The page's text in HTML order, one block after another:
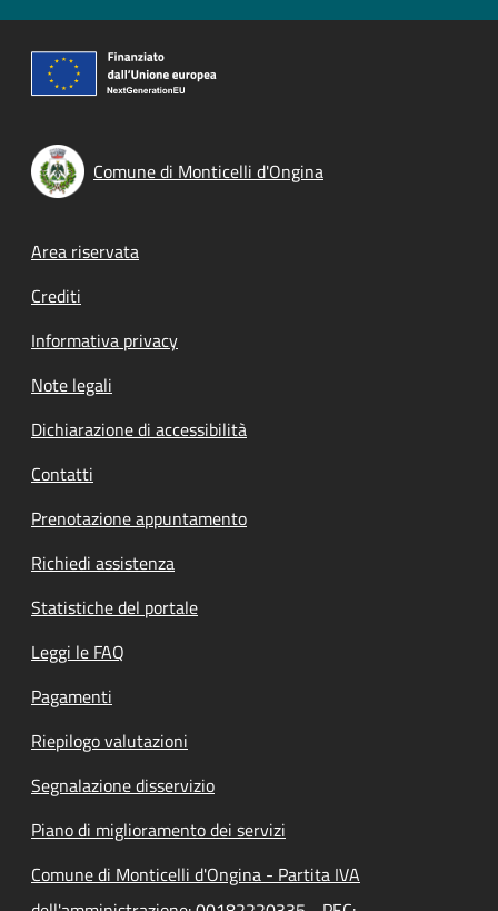
Comune di Monticelli d'Ongina
Footer menu
Area riservata
Crediti
Informativa privacy
Note legali
Dichiarazione di accessibilità
Contatti
Prenotazione appuntamento
Richiedi assistenza
Statistiche del portale
Leggi le FAQ
Pagamenti
Riepilogo valutazioni
Segnalazione disservizio
Piano di miglioramento dei servizi
Comune di Monticelli d'Ongina - Partita IVA